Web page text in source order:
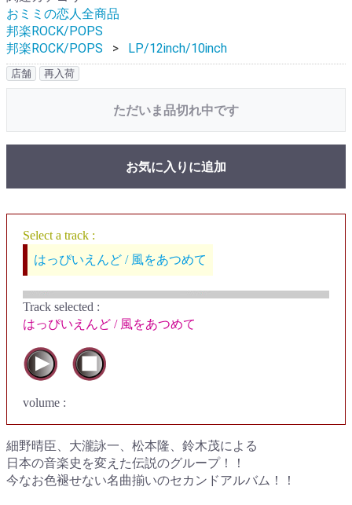
おミミの恋人全商品
邦楽ROCK/POPS
邦楽ROCK/POPS
LP/12inch/10inch
店舗 再入荷
ただいま品切れ中です
お気に入りに追加
Select a track :
はっぴいえんど / 風をあつめて
Track selected :
はっぴいえんど / 風をあつめて
volume :
細野晴臣、大瀧詠一、松本隆、鈴木茂による
日本の音楽史を変えた伝説のグループ！！
今なお色褪せない名曲揃いのセカンドアルバム！！